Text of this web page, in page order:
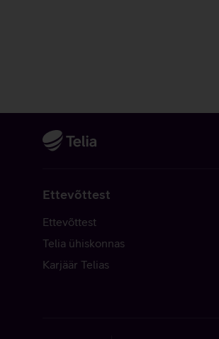
Ettevõttest
Ettevõttest
Telia ühiskonnas
Karjäär Telias